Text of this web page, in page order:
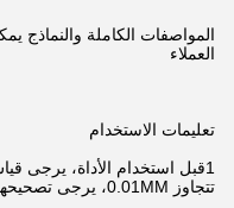
المواصفات الكاملة والنماذج
العملاء
تعليمات الاستخدام
1قبل استخدام الأداة، يرجى
تتجاوز 0.01MM، يرجى تصحيحها قبل القطع.